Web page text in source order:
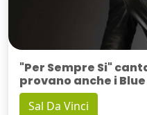
"Per Sempre Si"
provano anche i
Sal Da Vinci